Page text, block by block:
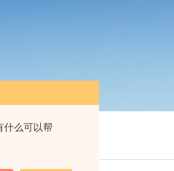
什么可以帮